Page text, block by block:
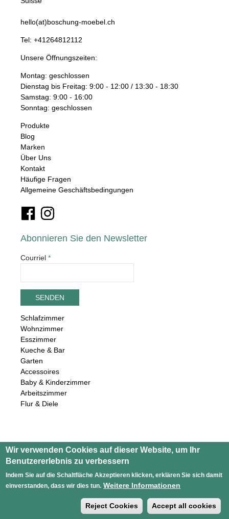
hello(at)boschung-moebel.ch
Tel: +41264812112
Unsere Öffnungszeiten:
Montag: geschlossen
Dienstag bis Freitag: 9:00 - 12:00 / 13:30 - 18:30
Samstag: 9:00 - 16:00
Sonntag: geschlossen
Produkte
Blog
Marken
Über Uns
Kontakt
Häufige Fragen
Allgemeine Geschäftsbedingungen
Abonnieren Sie den Newsletter
Courriel *
Schlafzimmer
Wohnzimmer
Esszimmer
Kueche & Bar
Garten
Accessoires
Baby & Kinderzimmer
Arbeitszimmer
Flur & Diele
Wir verwenden Cookies auf dieser Website, um Ihr
Benutzererlebnis zu verbessern
Indem Sie auf die Schaltfläche Akzeptieren klicken, erklären Sie sich damit
einverstanden, dass wir dies tun. Weitere Informationen
Reject Cookies Accept all cookies